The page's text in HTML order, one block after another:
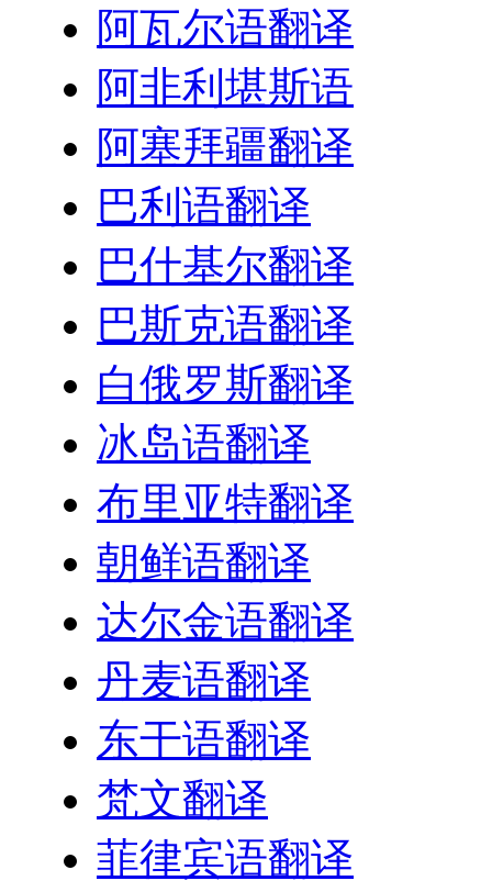
阿瓦尔语翻译
阿非利堪斯语
阿塞拜疆翻译
巴利语翻译
巴什基尔翻译
巴斯克语翻译
白俄罗斯翻译
冰岛语翻译
布里亚特翻译
朝鲜语翻译
达尔金语翻译
丹麦语翻译
东干语翻译
梵文翻译
菲律宾语翻译